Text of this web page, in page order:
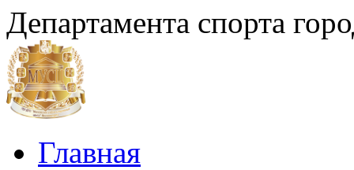
Департамента спорта
Главная